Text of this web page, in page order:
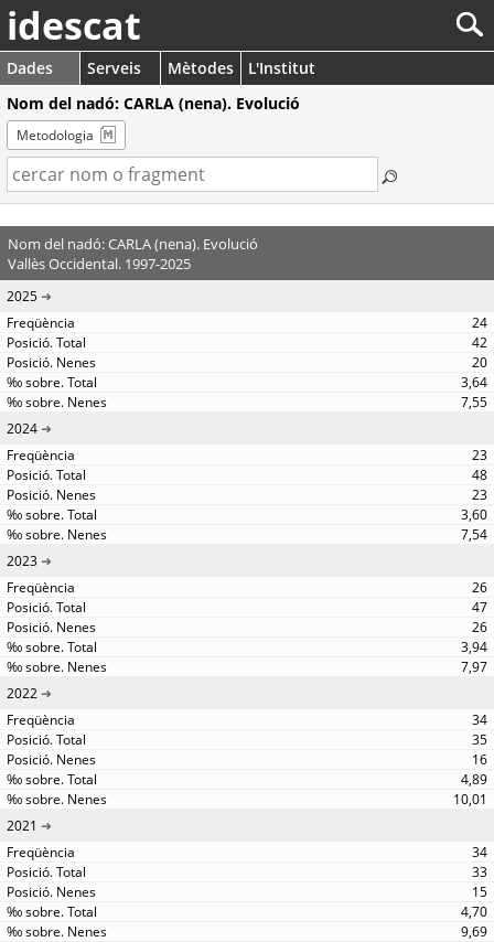
idescat
Dades Serveis Mètodes
L'Institut
Nom del nadó: CARLA (nena). Evolució
Metodologia
Nom del nadó: CARLA (nena). Evolució
Vallès Occidental. 1997-2025
2025
24
42
20
3,64
7,55
2024
23
48
23
3,60
7,54
2023
26
47
26
3,94
7,97
2022
34
35
16
4,89
10,01
2021
34
33
15
4,70
9,69